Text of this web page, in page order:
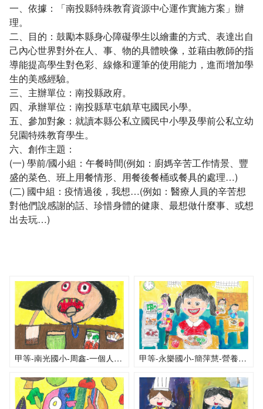
一、依據：「南投縣特殊教育資源中心運作實施方案」辦
理。
二、目的：鼓勵本縣身心障礙學生以繪畫的方式、表達出自
己內心世界對外在人、事、物的具體映像，並藉由教師的指
導能提高學生對色彩、線條和運筆的使用能力，進而增加學
生的美感經驗。
三、主辦單位：南投縣政府。
四、承辦單位：南投縣草屯鎮草屯國民小學。
五、參加對象：就讀本縣公私立國民中小學及學前公私立幼
兒園特殊教育學生。
六、創作主題：
(一) 學前/國小組：午餐時間(例如：廚媽辛苦工作情景、豐
盛的菜色、班上用餐情形、用餐後餐桶或餐具的處理…)
(二) 國中組：疫情過後，我想…(例如：醫療人員的辛苦想
對他們說感謝的話、珍惜身體的健康、最想做什麼事、或想
出去玩…)
甲等-南光國小-周鑫-一個人的午餐 甲等-永樂國小-簡萍慧-營養午餐真美味